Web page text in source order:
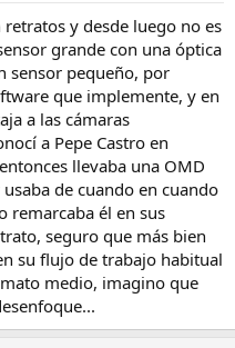
y desde luego no es
grande con una óptica
sensor pequeño, por
que implemente, y en
a las cámaras
a Pepe Castro en
llevaba una OMD
de cuando en cuando
remarcaba él en sus
seguro que más bien
su flujo de trabajo habitual
medio, imagino que